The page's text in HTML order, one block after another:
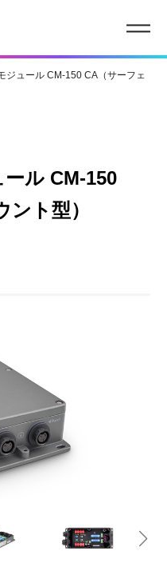
ジュール CM-150 CA（サーフェ
ル CM-150
ト型）